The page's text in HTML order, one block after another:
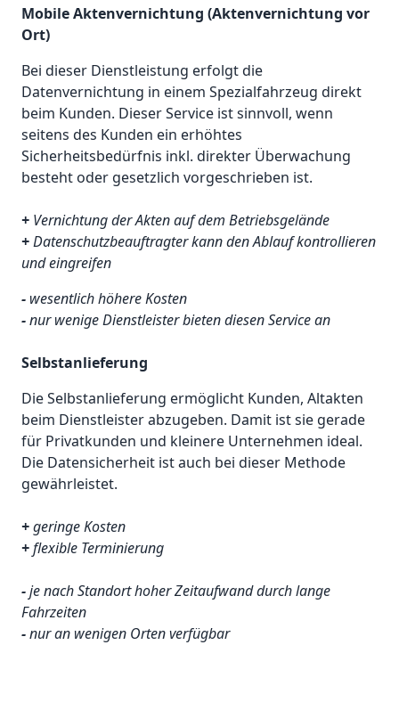
Mobile Aktenvernichtung (Aktenvernichtung vor
Ort)
Bei dieser Dienstleistung erfolgt die
Datenvernichtung in einem Spezialfahrzeug direkt
beim Kunden. Dieser Service ist sinnvoll, wenn
seitens des Kunden ein erhöhtes
Sicherheitsbedürfnis inkl. direkter Überwachung
besteht oder gesetzlich vorgeschrieben ist.
+ Vernichtung der Akten auf dem Betriebsgelände
+Datenschutzbeauftragter kann den Ablauf kontrollieren
und eingreifen
- wesentlich höhere Kosten
-nur wenige Dienstleister bieten diesen Service an
Selbstanlieferung
Die Selbstanlieferung ermöglicht Kunden, Altakten
beim Dienstleister abzugeben. Damit ist sie gerade
für Privatkunden und kleinere Unternehmen ideal.
Die Datensicherheit ist auch bei dieser Methode
gewährleistet.
+geringe Kosten
+flexible Terminierung
-je nach Standort hoher Zeitaufwand durch lange
Fahrzeiten
-nur an wenigen Orten verfügbar